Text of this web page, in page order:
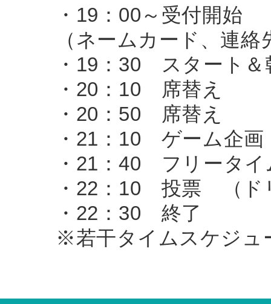
・19：00～受付開始
（ネームカード、連
・19：30 スタート＆
・20：10 席替え
・20：50 席替え
・21：10 ゲーム企画
・21：40 フリータイ
・22：10 投票 （ド
・22：30 終了
※若干タイムスケジュ